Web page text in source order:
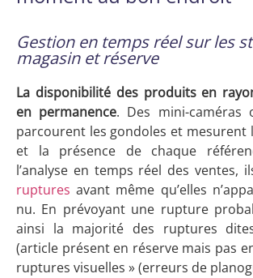
Gestion en temps réel sur les
magasin et réserve
La disponibilité des produits en
en permanence. Des mini-caméras
parcourent les gondoles et mesurent
et la présence de chaque
l’analyse en temps réel des ventes,
ruptures avant même qu’elles
nu. En prévoyant une rupture
ainsi la majorité des ruptures
(article présent en réserve mais pas
ruptures visuelles » (erreurs de